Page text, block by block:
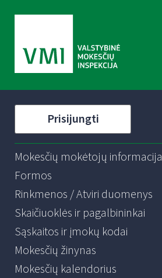
Prisijungti
Mokesčių mokėtojų informacija
Formos
Rinkmenos / Atviri duomenys
Skaičiuoklės ir pagalbininkai
Sąskaitos ir įmokų kodai
Mokesčių žinynas
Mokesčių kalendorius